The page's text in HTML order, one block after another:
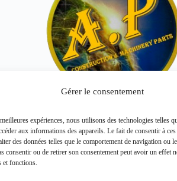
Gérer le consentement
expériences, nous utilisons des technologies telles
aux informations des appareils. Le fait de consentir à
des données telles que le comportement de navigation ou
consentir ou de retirer son consentement peut avoir un effet
et fonctions.
CHAPEAU E103878
HITACHI